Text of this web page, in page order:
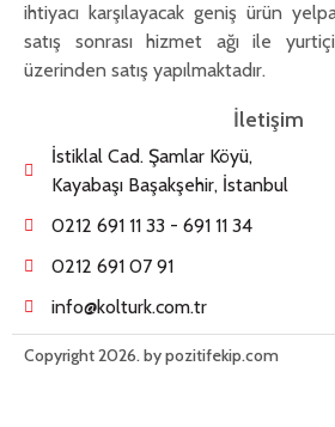
ihtiyacı karşılayacak geniş ürün
satış sonrası hizmet ağı ile
üzerinden satış yapılmaktadır.
İletişim
İstiklal Cad. Şamlar Köyü,
Kayabaşı Başakşehir, İstanbul
0212 691 11 33 - 691 11 34
0212 691 07 91
info@kolturk.com.tr
Copyright 2026. by pozitifekip.com